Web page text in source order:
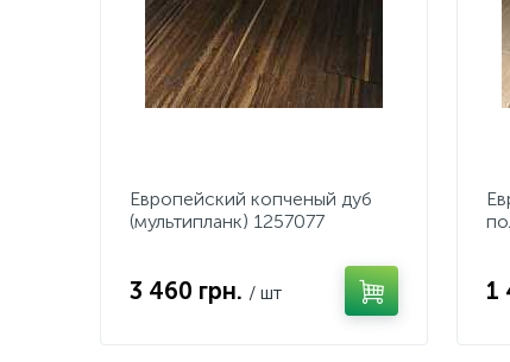
Европейский копченый дуб
(мультипланк) 1257077
3 460 грн. / шт 1